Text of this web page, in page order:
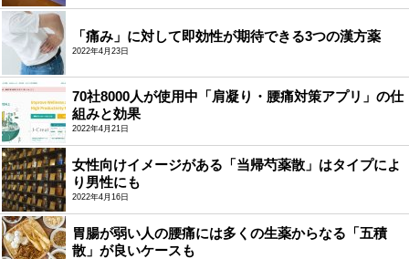
「痛み」に対して即効性が期待できる3つの漢方薬
2022年4月23日
70社8000人が使用中「肩凝り・腰痛対策アプリ」の仕
組みと効果
2022年4月21日
女性向けイメージがある「当帰芍薬散」はタイプによ
り男性にも
2022年4月16日
胃腸が弱い人の腰痛には多くの生薬からなる「五積
散」が良いケースも